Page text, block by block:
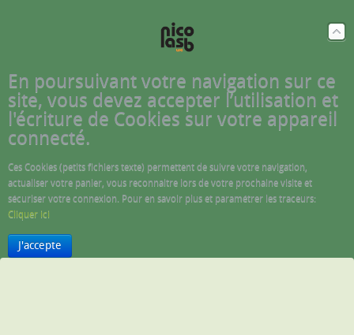
En poursuivant votre navigation sur ce
site, vous devez accepter l’utilisation et
l'écriture de Cookies sur votre appareil
connecté.
Ces Cookies (petits fichiers texte) permettent de suivre votre navigation,
actualiser votre panier, vous reconnaitre lors de votre prochaine visite et
sécuriser votre connexion. Pour en savoir plus et paramétrer les traceurs:
Cliquer ici
J'accepte